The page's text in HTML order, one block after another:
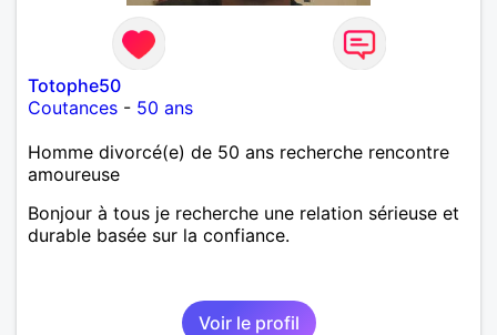
Totophe50
Coutances - 50 ans
Homme divorcé(e) de 50 ans recherche rencontre
amoureuse
Bonjour à tous je recherche une relation sérieuse et
durable basée sur la confiance.
Voir le profil